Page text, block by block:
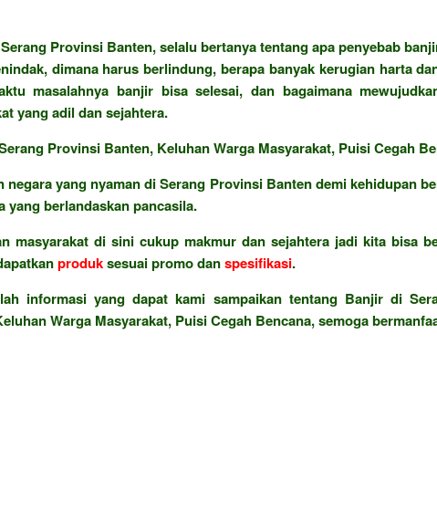
Provinsi Banten, selalu bertanya tentang apa penyebab
dimana harus berlindung, berapa banyak kerugian harta
masalahnya banjir bisa selesai, dan bagaimana
yang adil dan sejahtera.
Provinsi Banten, Keluhan Warga Masyarakat, Puisi Cegah
negara yang nyaman di Serang Provinsi Banten demi kehidupan
yang berlandaskan pancasila.
masyarakat di sini cukup makmur dan sejahtera jadi kita bisa
produksesuai promo danspesifikasi.
informasi yang dapat kami sampaikan tentang Banjir di
Warga Masyarakat, Puisi Cegah Bencana, semoga